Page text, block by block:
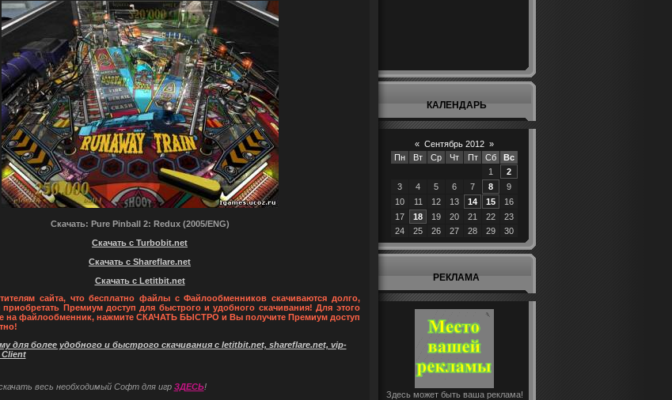
Скачать: Pure Pinball 2: Redux (2005/ENG)
Скачать с Turbobit.net
Скачать с Shareflare.net
Скачать с Letitbit.net
сайта, что бесплатно файлы с Файлообменников скачиваются долго,
приобретать Премиум доступ для быстрого и удобного скачивания! Для этого
на файлообменник, нажмите СКАЧАТЬ БЫСТРО и Вы получите Премиум доступ
для более удобного и быстрого скачивания с letitbit.net, shareflare.net, vip-
Client
весь необходимый Софт для игр ЗДЕСЬ!
КАЛЕНДАРЬ
« Сентябрь 2012 »
Пн
Вт Ср Чт Пт Сб
Вс
1
2
3
4 5 6 7 8
9
10
11 12 13 14 15
16
17
18 19 20 21 22
23
24
25 26 27 28 29 30
РЕКЛАМА
Здесь может быть ваша реклама!